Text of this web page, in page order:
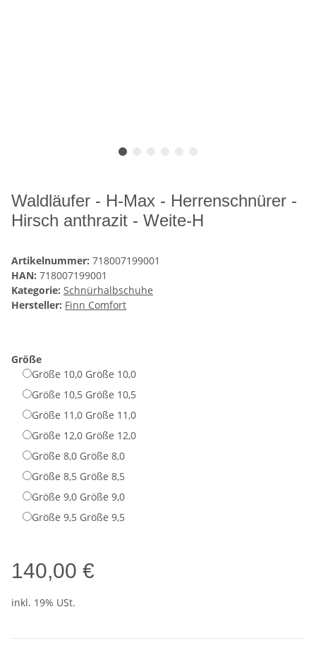
Waldläufer - H-Max - Herrenschnürer -
Hirsch anthrazit - Weite-H
Artikelnummer: 718007199001
HAN: 718007199001
Kategorie: Schnürhalbschuhe
Hersteller: Finn Comfort
Größe
Größe 10,0 Größe 10,0
Größe 10,5 Größe 10,5
Größe 11,0 Größe 11,0
Größe 12,0 Größe 12,0
Größe 8,0 Größe 8,0
Größe 8,5 Größe 8,5
Größe 9,0 Größe 9,0
Größe 9,5 Größe 9,5
140,00 €
inkl. 19% USt.